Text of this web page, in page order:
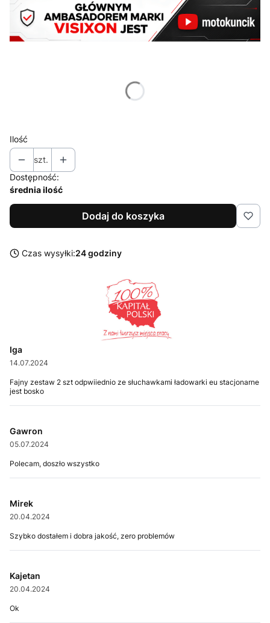
Poszczególne warianty mogą różnić się ceną
Ilość
szt.
Dostępność:
średnia ilość
Dodaj do koszyka
Czas wysyłki:24 godziny
Iga
14.07.2024
Fajny zestaw 2 szt odpwiiednio ze słuchawkami ładowarki eu stacjonarne
jest bosko
Gawron
05.07.2024
Polecam, doszło wszystko
Mirek
20.04.2024
Szybko dostałem i dobra jakość, zero problemów
Kajetan
20.04.2024
Ok